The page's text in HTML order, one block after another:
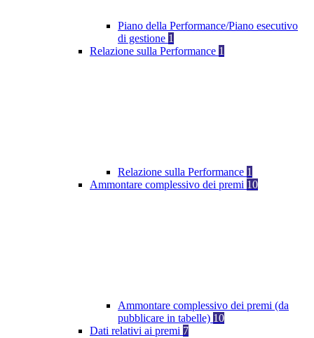
Piano della Performance/Piano esecutivo
di gestione 1
Relazione sulla Performance 1
Relazione sulla Performance 1
Ammontare complessivo dei premi 10
Ammontare complessivo dei premi (da
pubblicare in tabelle) 10
Dati relativi ai premi 7